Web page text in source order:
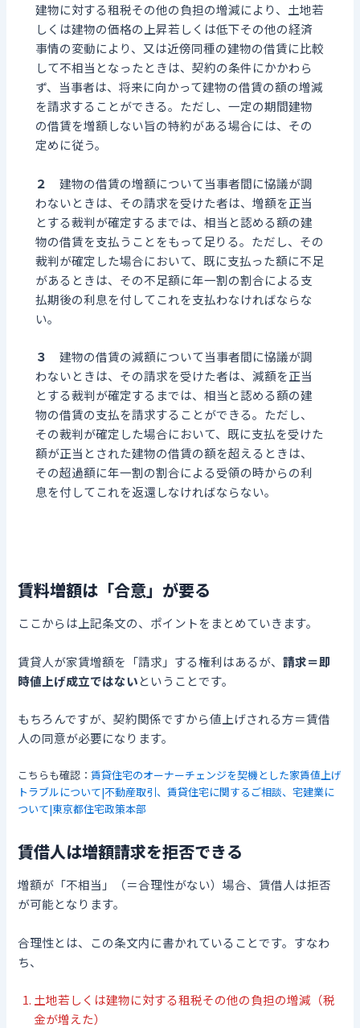
建物に対する租税その他の負担の増減により、土地若
しくは建物の価格の上昇若しくは低下その他の経済
事情の変動により、又は近傍同種の建物の借賃に比較
して不相当となったときは、契約の条件にかかわら
ず、当事者は、将来に向かって建物の借賃の額の増減
を請求することができる。ただし、一定の期間建物
の借賃を増額しない旨の特約がある場合には、その
定めに従う。
２
建物の借賃の増額について当事者間に協議が調
わないときは、その請求を受けた者は、増額を正当
とする裁判が確定するまでは、相当と認める額の建
物の借賃を支払うことをもって足りる。ただし、その
裁判が確定した場合において、既に支払った額に不足
があるときは、その不足額に年一割の割合による支
払期後の利息を付してこれを支払わなければならな
い。
３
建物の借賃の減額について当事者間に協議が調
わないときは、その請求を受けた者は、減額を正当
とする裁判が確定するまでは、相当と認める額の建
物の借賃の支払を請求することができる。ただし、
その裁判が確定した場合において、既に支払を受けた
額が正当とされた建物の借賃の額を超えるときは、
その超過額に年一割の割合による受領の時からの利
息を付してこれを返還しなければならない。
賃料増額は「合意」が要る
ここからは上記条文の、ポイントをまとめていきます。
賃貸人が家賃増額を「請求」する権利はあるが、請求＝即
時値上げ成立ではないということです。
もちろんですが、契約関係ですから値上げされる方＝賃借
人の同意が必要になります。
こちらも確認：賃貸住宅のオーナーチェンジを契機とした家賃値上げ
トラブルについて|不動産取引、賃貸住宅に関するご相談、宅建業に
ついて|東京都住宅政策本部
賃借人は増額請求を拒否できる
増額が「不相当」（＝合理性がない）場合、賃借人は拒否
が可能となります。
合理性とは、この条文内に書かれていることです。すなわ
ち、
土地若しくは建物に対する租税その他の負担の増減（税
金が増えた）